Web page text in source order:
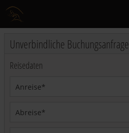
Unverbindliche Buchungsanfrage
Reisedaten